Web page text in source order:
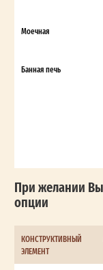
Моечная
Банная печь
При желании
опции
КОНСТРУКТИВНЫЙ
ЭЛЕМЕНТ